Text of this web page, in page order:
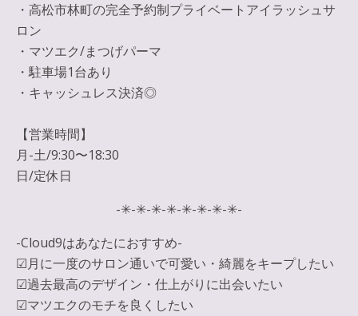
・高松市林町の完全予約制プライベートアイラッシュサ
ロン
・マツエク/まつげパーマ
・駐車場1台あり
・キャッシュレス決済◎
【営業時間】
月-土/9:30〜18:30
日/定休日
-✳︎-✳︎-✳︎-✳︎-✳︎-✳︎-✳︎-✳︎-
-Cloud9はあなたにおすすめ-
☑︎月に一度のサロン通いで可愛い・綺麗をキープしたい
☑︎過去最高のデザイン・仕上がりに出会いたい
☑︎マツエクのモチを良くしたい